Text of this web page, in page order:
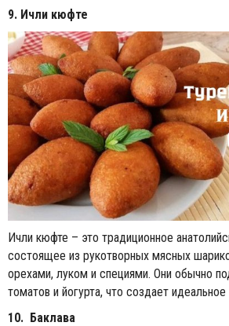
9. Ичли кюфте
Ичли кюфте – это традиционное
состоящее из рукотворных мясных
орехами, луком и специями. Они обычно
томатов и йогурта, что создает идеальное
10. Баклава